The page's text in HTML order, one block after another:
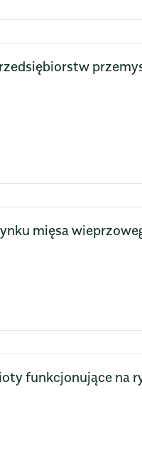
mięsa
funkcjonujące na